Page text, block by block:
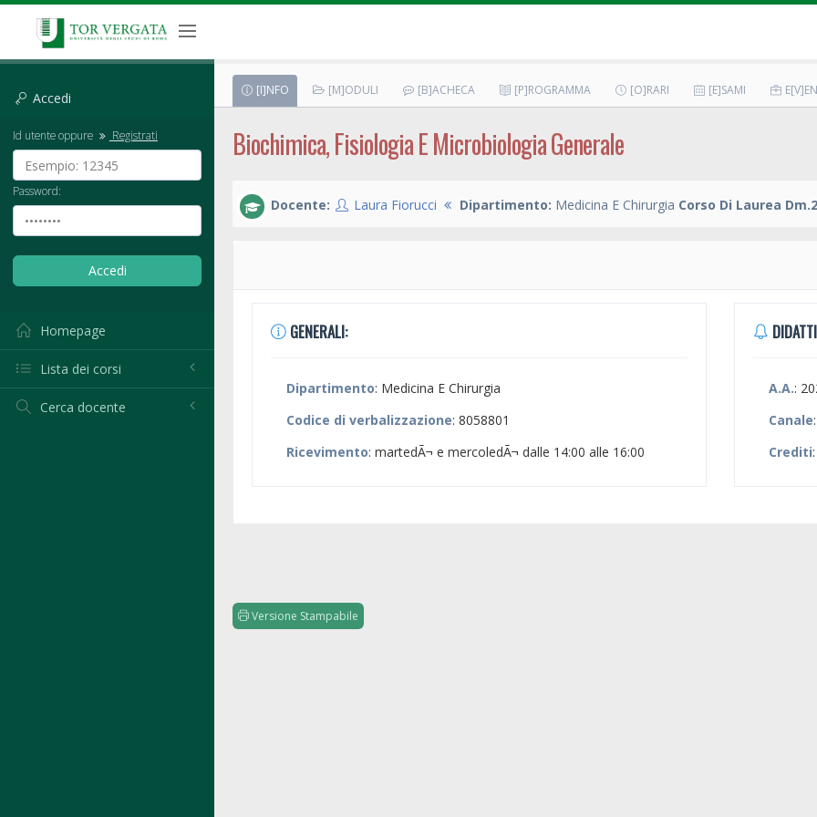
Accedi
Id utente oppure Registrati
Password:
Homepage
Lista dei corsi
Cerca docente
[I]NFO [M]ODULI [B]ACHECA [P]ROGRAMMA [O]RARI [E]SAMI
Biochimica, Fisiologia E Microbiologia Generale
Docente: Laura Fiorucci Dipartimento: Medicina E Chirurgia Corso Di Laurea
GENERALI:
Dipartimento: Medicina E Chirurgia
Codice di verbalizzazione: 8058801
Ricevimento: martedÃ¬ e mercoledÃ¬ dalle 14:00 alle 16:00
A.A.:
Canale
Crediti
Versione Stampabile